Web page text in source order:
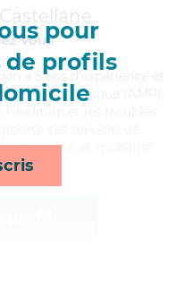
pour
profils
Castellane
Vous
a 5 ans d'expérience et
Psychologique (AMP).
livraison et mobilité*